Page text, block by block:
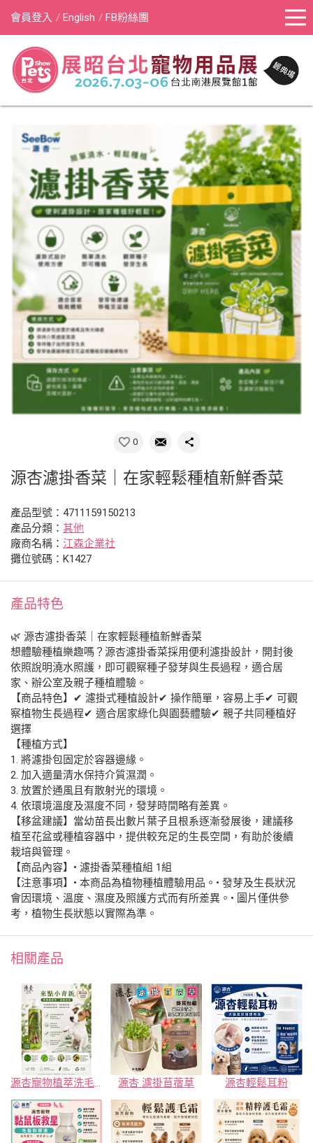
會員登入 English FB粉絲團
0
源杏濾掛香菜｜在家輕鬆種植新鮮香菜
產品型號：4711159150213
產品分類： 其他
廠商名稱： 江森企業社
攤位號碼：K1427
產品特色
🌿 源杏濾掛香菜｜在家輕鬆種植新鮮香菜
想體驗種植樂趣嗎？源杏濾掛香菜採用便利濾掛設計，開封後
依照說明澆水照護，即可觀察種子發芽與生長過程，適合居
家、辦公室及親子種植體驗。
【商品特色】✔ 濾掛式種植設計✔ 操作簡單，容易上手✔ 可觀
察植物生長過程✔ 適合居家綠化與園藝體驗✔ 親子共同種植好
選擇
【種植方式】
1. 將濾掛包固定於容器邊緣。
2. 加入適量清水保持介質濕潤。
3. 放置於通風且有散射光的環境。
4. 依環境溫度及濕度不同，發芽時間略有差異。
【移盆建議】當幼苗長出數片葉子且根系逐漸發展後，建議移
植至花盆或種植容器中，提供較充足的生長空間，有助於後續
栽培與管理。
【商品內容】• 濾掛香菜種植組 1組
【注意事項】• 本商品為植物種植體驗用品。• 發芽及生長狀況
會因環境、溫度、濕度及照護方式而有所差異。• 圖片僅供參
考，植物生長狀態以實際為準。
相關產品
源杏寵物植萃洗毛精-來點小青新 源杏 濾掛苜蓿草 源杏輕鬆耳粉